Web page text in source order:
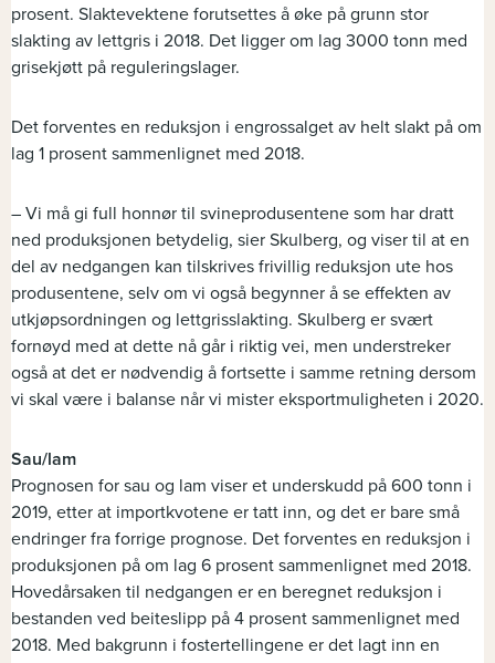
prosent. Slaktevektene forutsettes å øke på grunn stor
slakting av lettgris i 2018. Det ligger om lag 3000 tonn med
grisekjøtt på reguleringslager.
Det forventes en reduksjon i engrossalget av helt slakt på om
lag 1 prosent sammenlignet med 2018.
– Vi må gi full honnør til svineprodusentene som har dratt
ned produksjonen betydelig, sier Skulberg, og viser til at en
del av nedgangen kan tilskrives frivillig reduksjon ute hos
produsentene, selv om vi også begynner å se effekten av
utkjøpsordningen og lettgrisslakting. Skulberg er svært
fornøyd med at dette nå går i riktig vei, men understreker
også at det er nødvendig å fortsette i samme retning dersom
vi skal være i balanse når vi mister eksportmuligheten i 2020.
Sau/lam
Prognosen for sau og lam viser et underskudd på 600 tonn i
2019, etter at importkvotene er tatt inn, og det er bare små
endringer fra forrige prognose. Det forventes en reduksjon i
produksjonen på om lag 6 prosent sammenlignet med 2018.
Hovedårsaken til nedgangen er en beregnet reduksjon i
bestanden ved beiteslipp på 4 prosent sammenlignet med
2018. Med bakgrunn i fostertellingene er det lagt inn en